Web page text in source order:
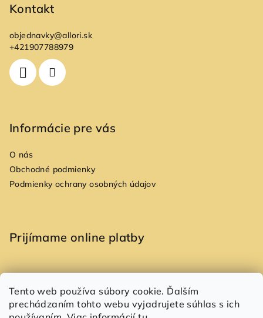
Tento web používa súbory cookie. Ďalším
prechádzaním tohto webu vyjadrujete súhlas s ich
Kontakt
objednavky@allori.sk
+421907788979
Informácie pre vás
O nás
Obchodné podmienky
Podmienky ochrany osobných údajov
Prijímame online platby
Copyright 2026Allori. Všetky práva vyhradené.